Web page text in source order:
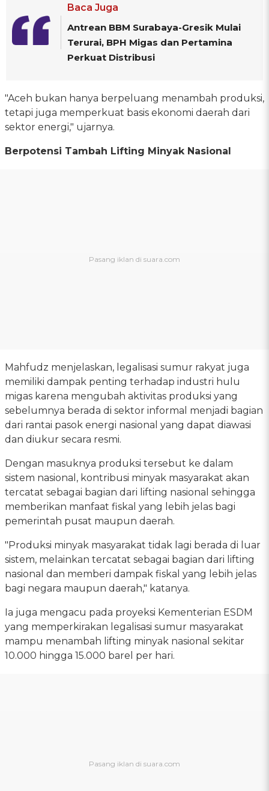
Baca Juga
Antrean BBM Surabaya-Gresik Mulai
Terurai, BPH Migas dan Pertamina
Perkuat Distribusi
"Aceh bukan hanya berpeluang menambah produksi,
tetapi juga memperkuat basis ekonomi daerah dari
sektor energi," ujarnya.
Berpotensi Tambah Lifting Minyak Nasional
Mahfudz menjelaskan, legalisasi sumur rakyat juga
memiliki dampak penting terhadap industri hulu
migas karena mengubah aktivitas produksi yang
sebelumnya berada di sektor informal menjadi bagian
dari rantai pasok energi nasional yang dapat diawasi
dan diukur secara resmi.
Dengan masuknya produksi tersebut ke dalam
sistem nasional, kontribusi minyak masyarakat akan
tercatat sebagai bagian dari lifting nasional sehingga
memberikan manfaat fiskal yang lebih jelas bagi
pemerintah pusat maupun daerah.
"Produksi minyak masyarakat tidak lagi berada di luar
sistem, melainkan tercatat sebagai bagian dari lifting
nasional dan memberi dampak fiskal yang lebih jelas
bagi negara maupun daerah," katanya.
Ia juga mengacu pada proyeksi Kementerian ESDM
yang memperkirakan legalisasi sumur masyarakat
mampu menambah lifting minyak nasional sekitar
10.000 hingga 15.000 barel per hari.